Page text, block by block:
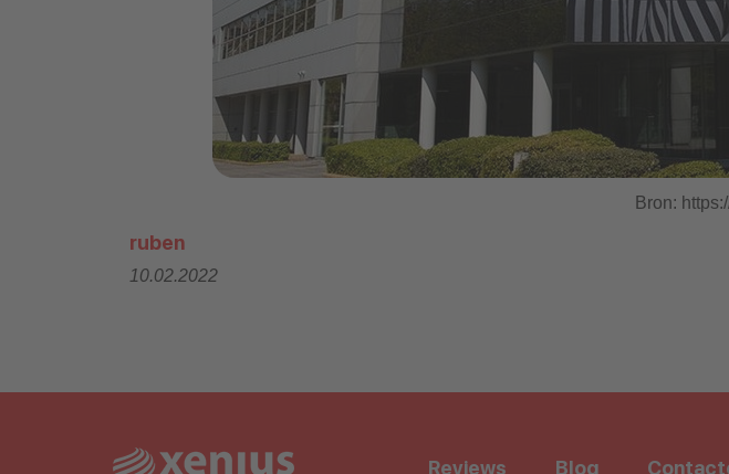
Bron:
ruben
10.02.2022
Reviews Blog